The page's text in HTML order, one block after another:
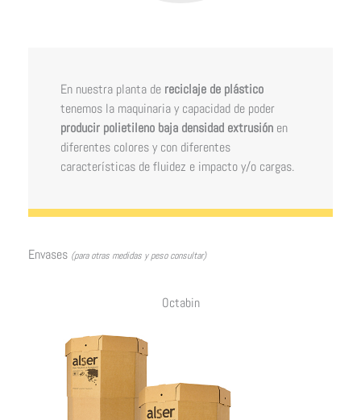
En nuestra planta de reciclaje de plástico
tenemos la maquinaria y capacidad de poder
producir polietileno baja densidad extrusión en
diferentes colores y con diferentes
características de fluidez e impacto y/o cargas.
Envases (para otras medidas y peso consultar)
Octabin